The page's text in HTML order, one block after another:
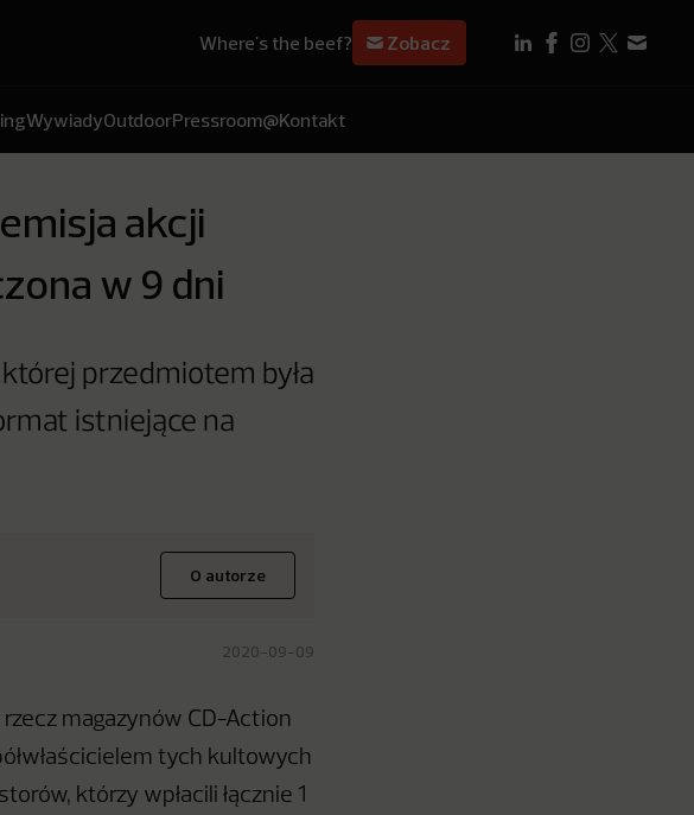
Where's the beef? Zobacz
WywiadyOutdoorPressroom@Kontakt
akcji
w 9 dni
przedmiotem była
istniejące na
O autorze
2020-09-09
magazynów CD-Action
tych kultowych
którzy wpłacili łącznie 1